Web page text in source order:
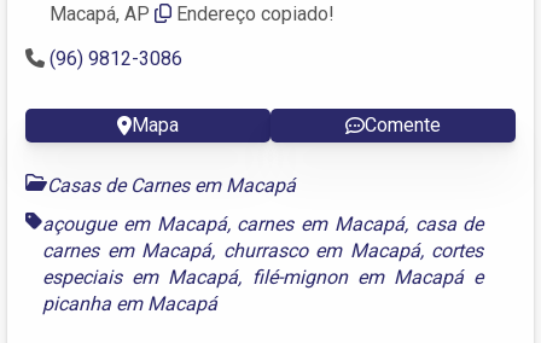
Macapá, AP
Endereço copiado!
(96) 9812-3086
Mapa Comente
Casas de Carnes em Macapá
açougue em Macapá, carnes em Macapá, casa de
carnes em Macapá, churrasco em Macapá, cortes
especiais em Macapá, filé-mignon em Macapáe
picanha em Macapá